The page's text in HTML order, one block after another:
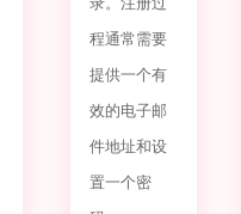
程通常需要
提供一个有
效的电子邮
件地址和设
置一个密